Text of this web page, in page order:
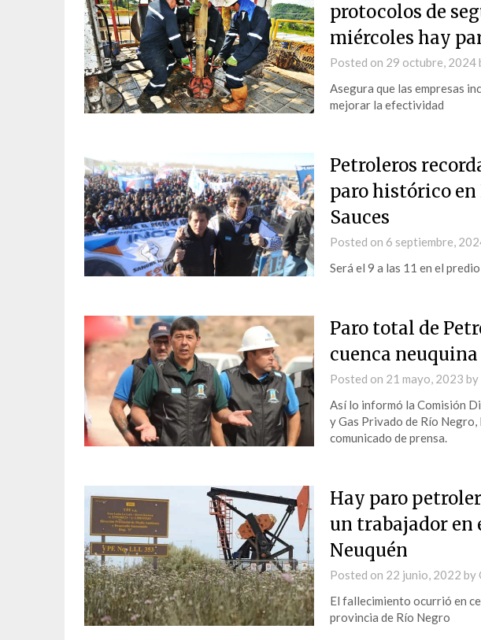
protocolos de
miércoles hay
Posted on 29 octubre, 2024
Asegura que las empresas
mejorar la efectividad
Petroleros
paro histórico en
Sauces
Posted on 6 septiembre,
Será el 9 a las 11 en el
Paro total de
cuenca neuquina
Posted on 21 mayo, 2023 by
Así lo informó la Comisión
y Gas Privado de Río Negro,
comunicado de prensa.
Hay paro
un trabajador en
Neuquén
Posted on 22 junio, 2022 by
El fallecimiento ocurrió en
provincia de Río Negro